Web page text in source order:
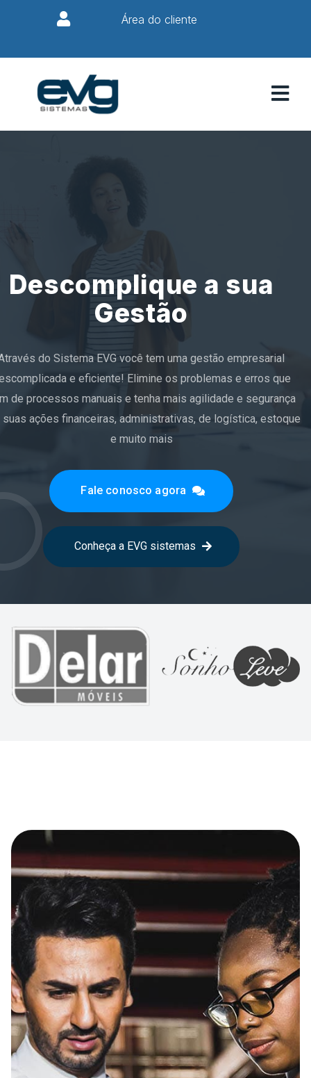
Área do cliente
Fale conosco agora
Conheça a EVG sistemas
Descomplique a sua
Gestão
do Sistema EVG você tem uma gestão empresarial
e eficiente! Elimine os problemas e erros que
de processos manuais e tenha mais agilidade e segurança
suas ações financeiras, administrativas, de logística, estoque
e muito mais
Fale conosco agora
Conheça a EVG sistemas